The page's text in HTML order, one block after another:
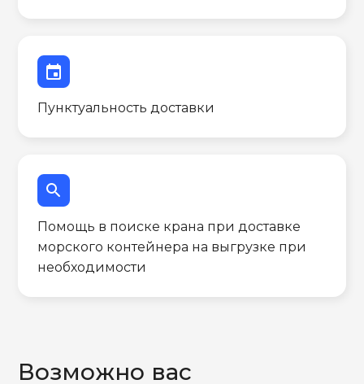
event
Пунктуальность доставки
search
Помощь в поиске крана при доставке
морского контейнера на выгрузке при
необходимости
Возможно вас